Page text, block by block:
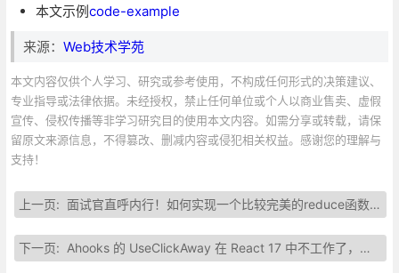
本文示例code-example
来源： Web技术学苑
本文内容仅供个人学习、研究或参考使用，不构成任何形式的决策建议、
专业指导或法律依据。未经授权，禁止任何单位或个人以商业售卖、虚假
宣传、侵权传播等非学习研究目的使用本文内容。如需分享或转载，请保
留原文来源信息，不得篡改、删减内容或侵犯相关权益。感谢您的理解与
支持！
上一页:面试官直呼内行！如何实现一个比较完美的reduce函数？
下一页: Ahooks 的 UseClickAway 在 React 17 中不工作了，该怎么办？